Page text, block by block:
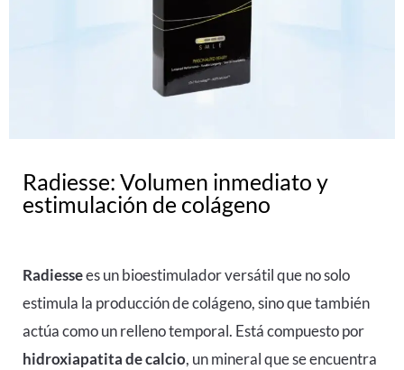
Radiesse: Volumen inmediato y
estimulación de colágeno
Radiessees un bioestimulador versátil que no solo
estimula la producción de colágeno, sino que también
actúa como un relleno temporal. Está compuesto por
hidroxiapatita de calcio, un mineral que se encuentra